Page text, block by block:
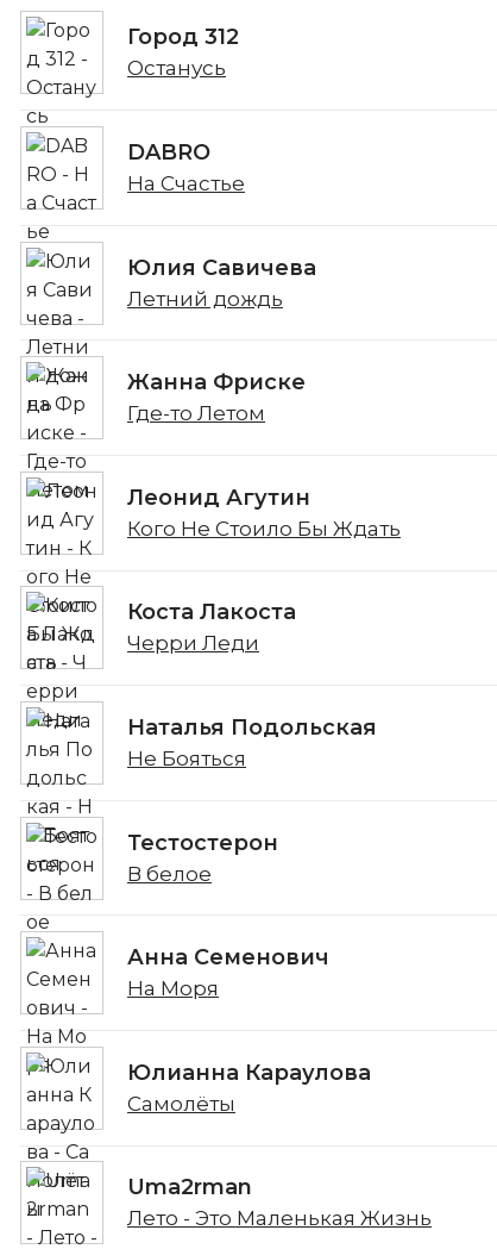
Город 312
Останусь
DABRO
На Счастье
Юлия Савичева
Летний дождь
Жанна Фриске
Где-то Летом
Леонид Агутин
Кого Не Стоило Бы Ждать
Коста Лакоста
Черри Леди
Наталья Подольская
Не Бояться
Тестостерон
В белое
Анна Семенович
На Моря
Юлианна Караулова
Самолёты
Uma2rman
Лето - Это Маленькая Жизнь